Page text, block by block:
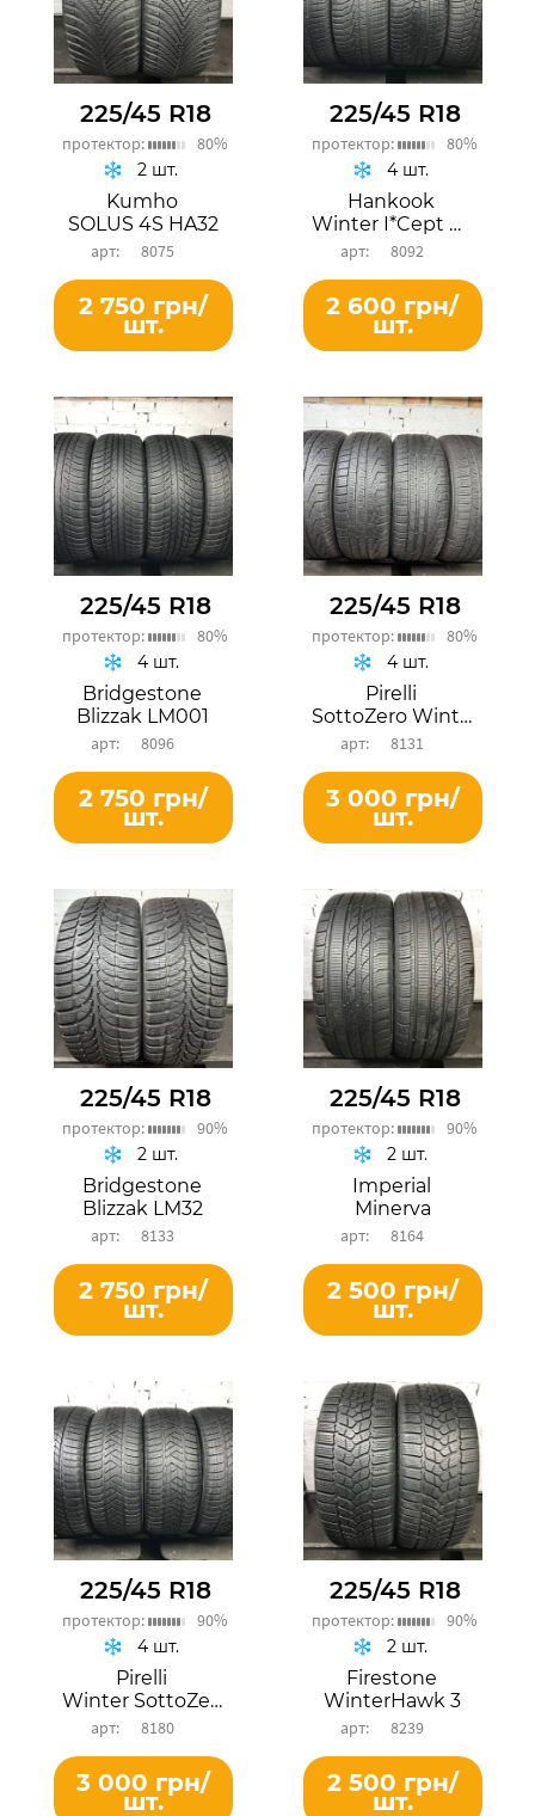
225/45 R18
протектор: 80%
Kumho
SOLUS 4S HA32
8075
2 шт.
2 750 грн/
шт.
225/45 R18
протектор: 80%
Hankook
Winter I*Cept Evo 2
8092
4 шт.
2 600 грн/
шт.
225/45 R18
протектор: 80%
Bridgestone
Blizzak LM001
8096
4 шт.
2 750 грн/
шт.
225/45 R18
протектор: 80%
Pirelli
SottoZero Winter 240 Serie II
8131
4 шт.
3 000 грн/
шт.
225/45 R18
протектор: 90%
Bridgestone
Blizzak LM32
8133
2 шт.
2 750 грн/
шт.
225/45 R18
протектор: 90%
Imperial
Minerva
8164
2 шт.
2 500 грн/
шт.
225/45 R18
протектор: 90%
Pirelli
Winter SottoZero 3
8180
4 шт.
3 000 грн/
шт.
225/45 R18
протектор: 90%
Firestone
WinterHawk 3
8239
2 шт.
2 500 грн/
шт.